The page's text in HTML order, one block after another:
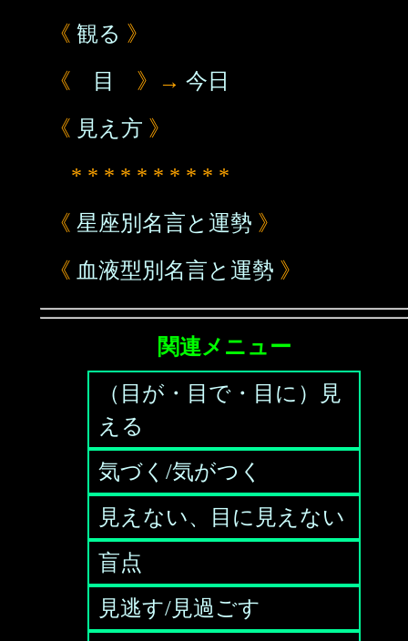
《 観る 》
《 目 》→ 今日
《 見え方 》
* * * * * * * * * *
《 星座別名言と運勢 》
《 血液型別名言と運勢 》
関連メニュー
（目が・目で・目に）見
える
気づく/気がつく
見えない、目に見えない
盲点
見逃す/見過ごす